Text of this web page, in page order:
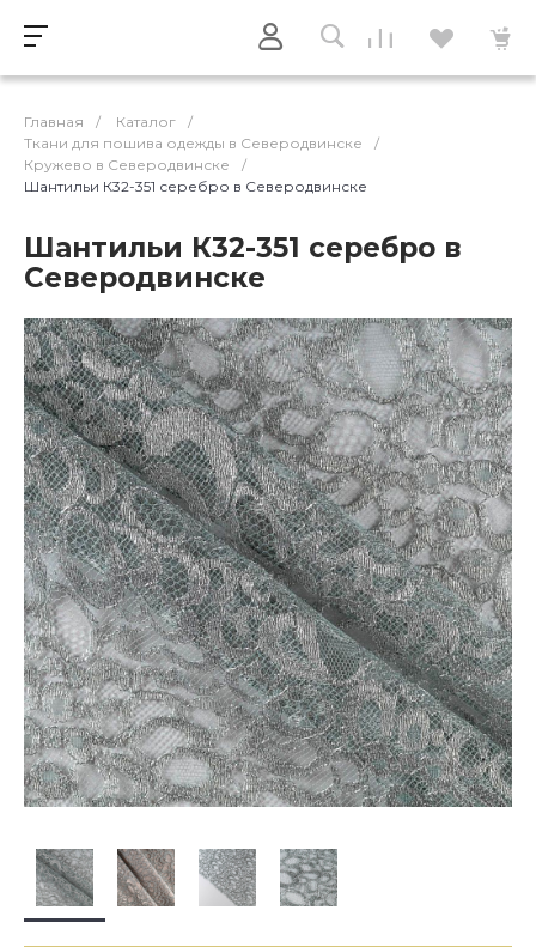
Главная / Каталог
/
Ткани для пошива одежды в Северодвинске
/
Кружево в Северодвинске
/
Шантильи К32-351 серебро в Северодвинске
Шантильи К32-351 серебро в
Северодвинске